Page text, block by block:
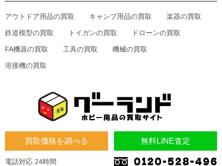
買取価格を調べる 無料LINE査定
電話対応 24時間
アウトドア用品の買取 キャンプ用品の買取 楽器の買取
鉄道模型の買取 トイガンの買取 ドローンの買取
FA機器の買取 工具の買取 機械の買取
溶接機の買取